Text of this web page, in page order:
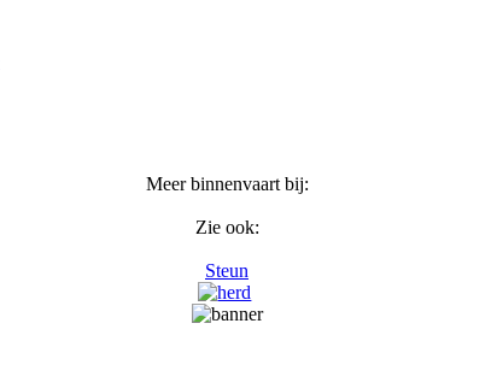
Meer binnenvaart bij:
Zie ook:
Steun